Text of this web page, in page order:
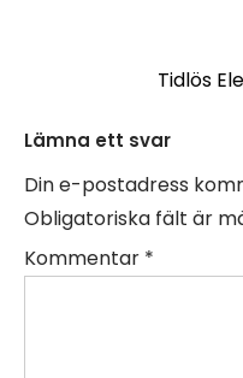
Tidlös
Lämna ett svar
Din e-postadress
Obligatoriska fält är
Kommentar *